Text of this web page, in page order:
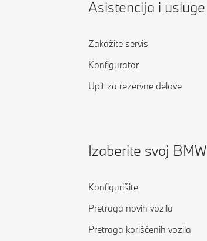
Asistencija i usluge
Zakažite servis
Konfigurator
Upit za rezervne delove
Izaberite svoj BMW
Konfigurišite
Pretraga novih vozila
Pretraga korišćenih vozila